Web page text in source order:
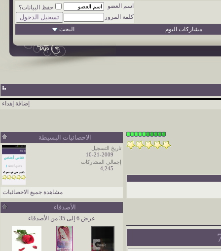
اسم العضو
حفظ البيانات؟
كلمة المرور
مشاركات اليوم
البحث
إضافة إهداء
الاحصائيات البسيطة
تاريخ التسجيل
10-21-2009
إجمالي المشاركات
4,245
مشاهدة جميع الاحصائيات
الأصدقاء
عرض 6 إلى 35 من الأصدقاء